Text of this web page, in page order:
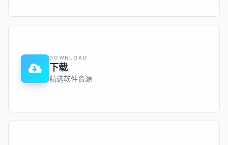
DOWNLOAD
下载
精选软件资源